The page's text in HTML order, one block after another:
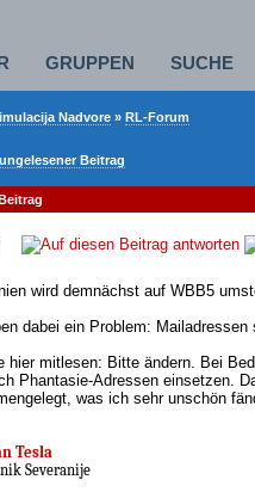
GRUPPEN SUCHE
Nadvore » RL-Forum
Beitrag
wird demnächst auf WBB5
dabei ein Problem:
hier mitlesen: Bitte ändern. Bei
Phantasie-Adressen einsetzen.
was ich sehr unschön
Tesla
Severanije